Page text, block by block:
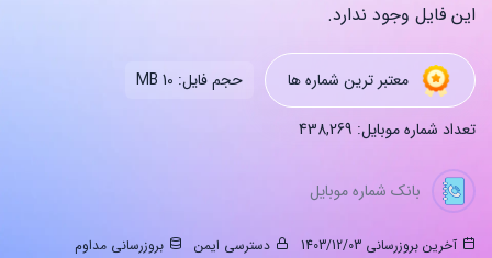
این فایل وجود ندارد.
معتبر ترین شماره ها حجم فایل: 10 MB
تعداد شماره موبایل: 438,269
بانک شماره موبایل
آخرین بروزرسانی 1403/12/03 دسترسی ایمن
بروزرسانی مداوم